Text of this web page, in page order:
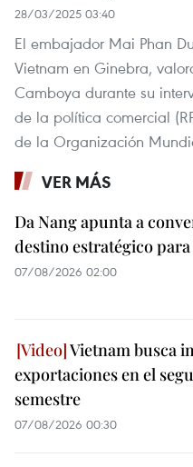
28/03/2025 03:40
El embajador Mai Phan
Vietnam en Ginebra,
Camboya durante su
de la política comercial
de la Organización
VER MÁS
Da Nang apunta a
destino estratégico
07/08/2026 02:00
Vietnam busca
exportaciones en el
semestre
07/08/2026 00:30